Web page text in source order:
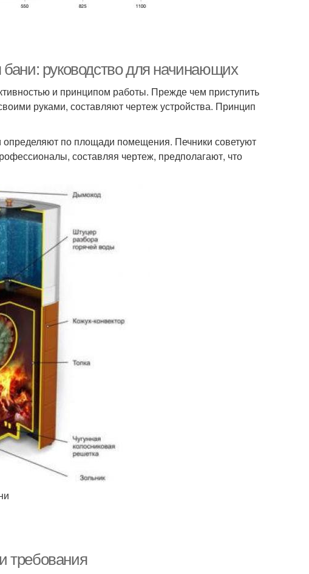
руководство для начинающих
и принципом работы. Прежде чем приступить
руками, составляют чертеж устройства. Принцип
по площади помещения. Печники советуют
составляя чертеж, предполагают, что
требования